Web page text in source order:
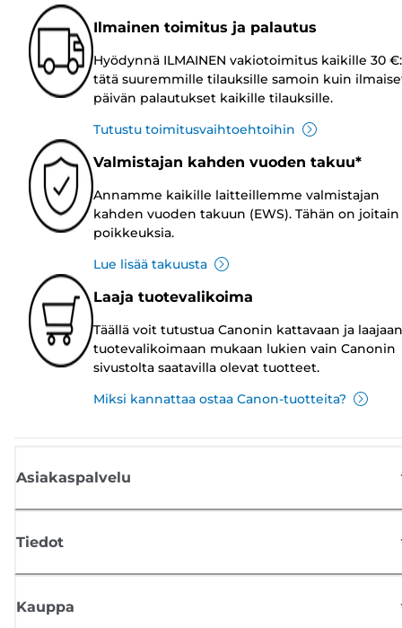
Ilmainen toimitus ja palautus
Hyödynnä ILMAINEN vakiotoimitus kaikille 30
tätä suuremmille tilauksille samoin kuin
päivän palautukset kaikille tilauksille.
Tutustu toimitusvaihtoehtoihin
Valmistajan kahden vuoden takuu*
Annamme kaikille laitteillemme valmistajan
kahden vuoden takuun (EWS). Tähän on joitain
poikkeuksia.
Lue lisää takuusta
Laaja tuotevalikoima
Täällä voit tutustua Canonin kattavaan ja laajaan
tuotevalikoimaan mukaan lukien vain Canonin
sivustolta saatavilla olevat tuotteet.
Miksi kannattaa ostaa Canon-tuotteita?
Asiakaspalvelu
Tiedot
Kauppa